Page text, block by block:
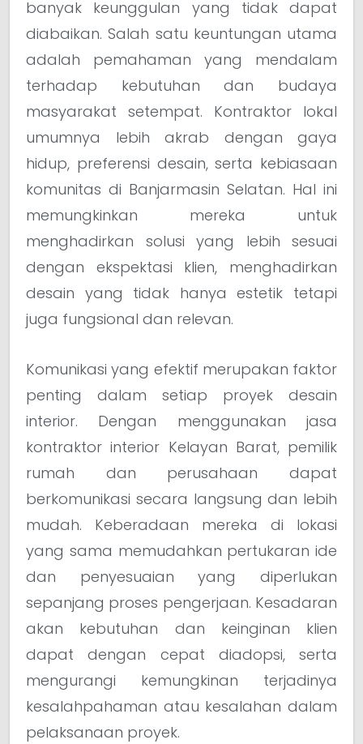
banyak keunggulan yang tidak dapat
diabaikan. Salah satu keuntungan utama
adalah pemahaman yang mendalam
terhadap kebutuhan dan budaya
masyarakat setempat. Kontraktor lokal
umumnya lebih akrab dengan gaya
hidup, preferensi desain, serta kebiasaan
komunitas di Banjarmasin Selatan. Hal ini
memungkinkan mereka untuk
menghadirkan solusi yang lebih sesuai
dengan ekspektasi klien, menghadirkan
desain yang tidak hanya estetik tetapi
juga fungsional dan relevan.
Komunikasi yang efektif merupakan faktor
penting dalam setiap proyek desain
interior. Dengan menggunakan jasa
kontraktor interior Kelayan Barat, pemilik
rumah dan perusahaan dapat
berkomunikasi secara langsung dan lebih
mudah. Keberadaan mereka di lokasi
yang sama memudahkan pertukaran ide
dan penyesuaian yang diperlukan
sepanjang proses pengerjaan. Kesadaran
akan kebutuhan dan keinginan klien
dapat dengan cepat diadopsi, serta
mengurangi kemungkinan terjadinya
kesalahpahaman atau kesalahan dalam
pelaksanaan proyek.